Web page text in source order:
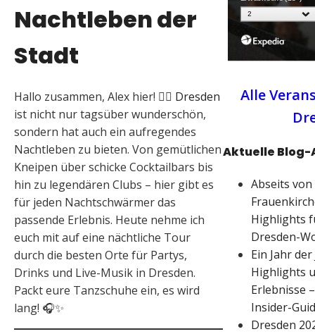
Nachtleben der
Stadt
Hallo zusammen, Alex hier! 🙋‍♂️ Dresden
ist nicht nur tagsüber wunderschön,
sondern hat auch ein aufregendes
Nachtleben zu bieten. Von gemütlichen
Kneipen über schicke Cocktailbars bis
hin zu legendären Clubs – hier gibt es
für jeden Nachtschwärmer das
passende Erlebnis. Heute nehme ich
euch mit auf eine nächtliche Tour
durch die besten Orte für Partys,
Drinks und Live-Musik in Dresden.
Packt eure Tanzschuhe ein, es wird
lang! 🎧✨
Alle
Aktuelle
Abseits
Highlights
Dresden-
Ein Jahr
Highlights
Erlebnisse
Insider-
Dresden